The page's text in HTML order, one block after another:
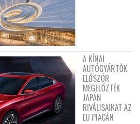
A KÍNAI
AUTÓGYÁRTÓK
ELŐSZÖR
MEGELŐZTÉK
JAPÁN
RIVÁLISAIKAT AZ
EU PIACÁN